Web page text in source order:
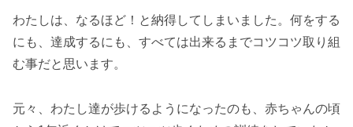
わたしは、なるほど！と納得してしまいました。何をする
にも、達成するにも、すべては出来るまでコツコツ取り組
む事だと思います。
元々、わたし達が歩けるようになったのも、赤ちゃんの頃